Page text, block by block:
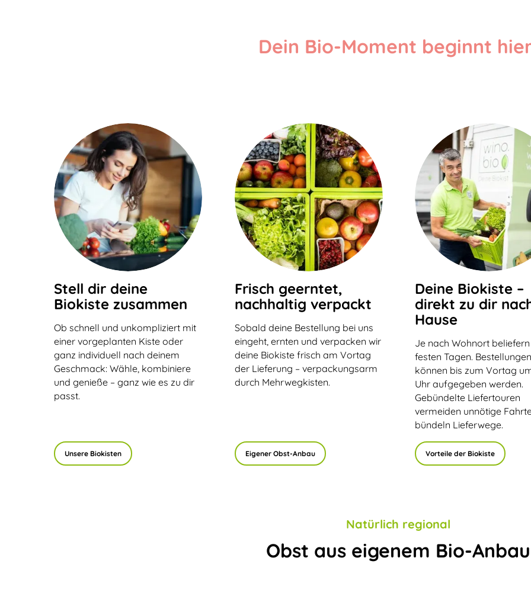
Dein Bio-Moment beginnt
Stell dir deine
Biokiste zusammen
Ob schnell und unkompliziert mit
einer vorgeplanten Kiste oder
ganz individuell nach deinem
Geschmack: Wähle, kombiniere
und genieße – ganz wie es zu dir
passt.
Unsere Biokisten
Frisch geerntet,
nachhaltig verpackt
Sobald deine Bestellung bei uns
eingeht, ernten und verpacken wir
deine Biokiste frisch am Vortag
der Lieferung – verpackungsarm
durch Mehrwegkisten.
Eigener Obst-Anbau
Deine Biokiste –
direkt zu dir
Hause
Je nach Wohnort
festen Tagen. Bestellungen
können bis zum Vortag
Uhr aufgegeben werden.
Gebündelte Liefertouren
vermeiden unnötige
bündeln Lieferwege.
Vorteile der Biokiste
Natürlich regional
Obst aus eigenem Bio-Anbau